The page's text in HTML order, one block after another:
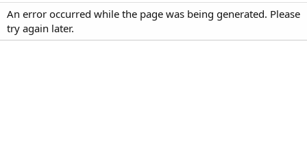
An error occurred while the page was being generated. Please
try again later.